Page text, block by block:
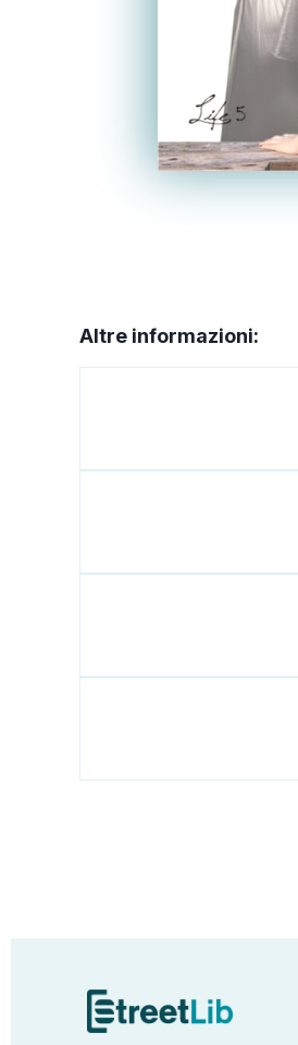
Altre informazioni: